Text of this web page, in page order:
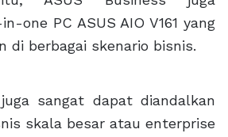
one PC ASUS AIO V161 yang
di berbagai skenario bisnis.
sangat dapat diandalkan
skala besar atau enterprise